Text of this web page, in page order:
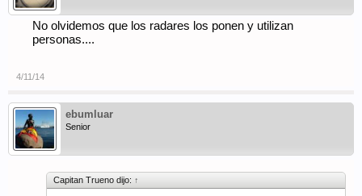
No olvidemos que los radares los ponen y utilizan
personas....
4/11/14
ebumluar
Senior
Capitan Trueno dijo: ↑